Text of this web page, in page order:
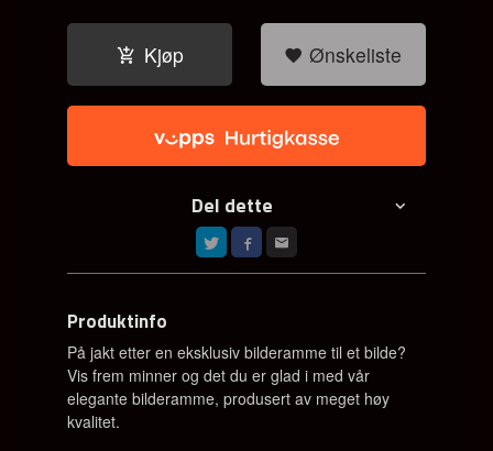
Kjøp Ønskeliste
Del dette
Produktinfo
På jakt etter en eksklusiv bilderamme til et bilde?
Vis frem minner og det du er glad i med vår
elegante bilderamme, produsert av meget høy
kvalitet.